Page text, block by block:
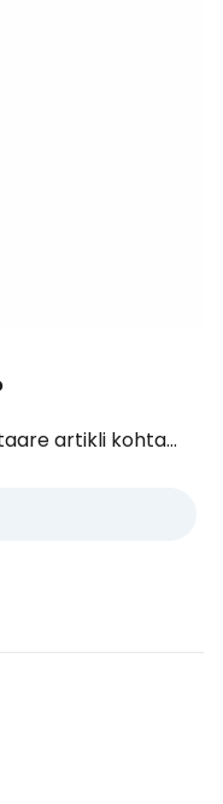
artikli kohta...